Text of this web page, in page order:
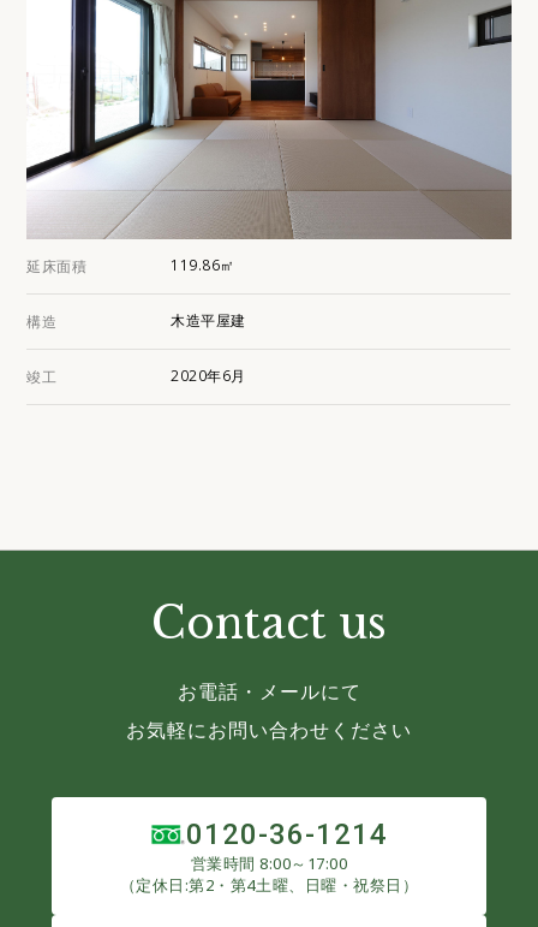
延床面積 119.86㎡
構造 木造平屋建
竣工 2020年6月
Contact us
お電話・メールにて
お気軽にお問い合わせください
0120-36-1214
営業時間 8:00～17:00
（定休日:第2・第4土曜、日曜・祝祭日）